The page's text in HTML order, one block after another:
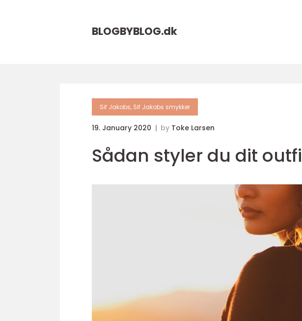
BLOGBYBLOG.dk
Sif Jakobs, Sif Jakobs smykker
19. January 2020 by Toke Larsen
Sådan styler du dit